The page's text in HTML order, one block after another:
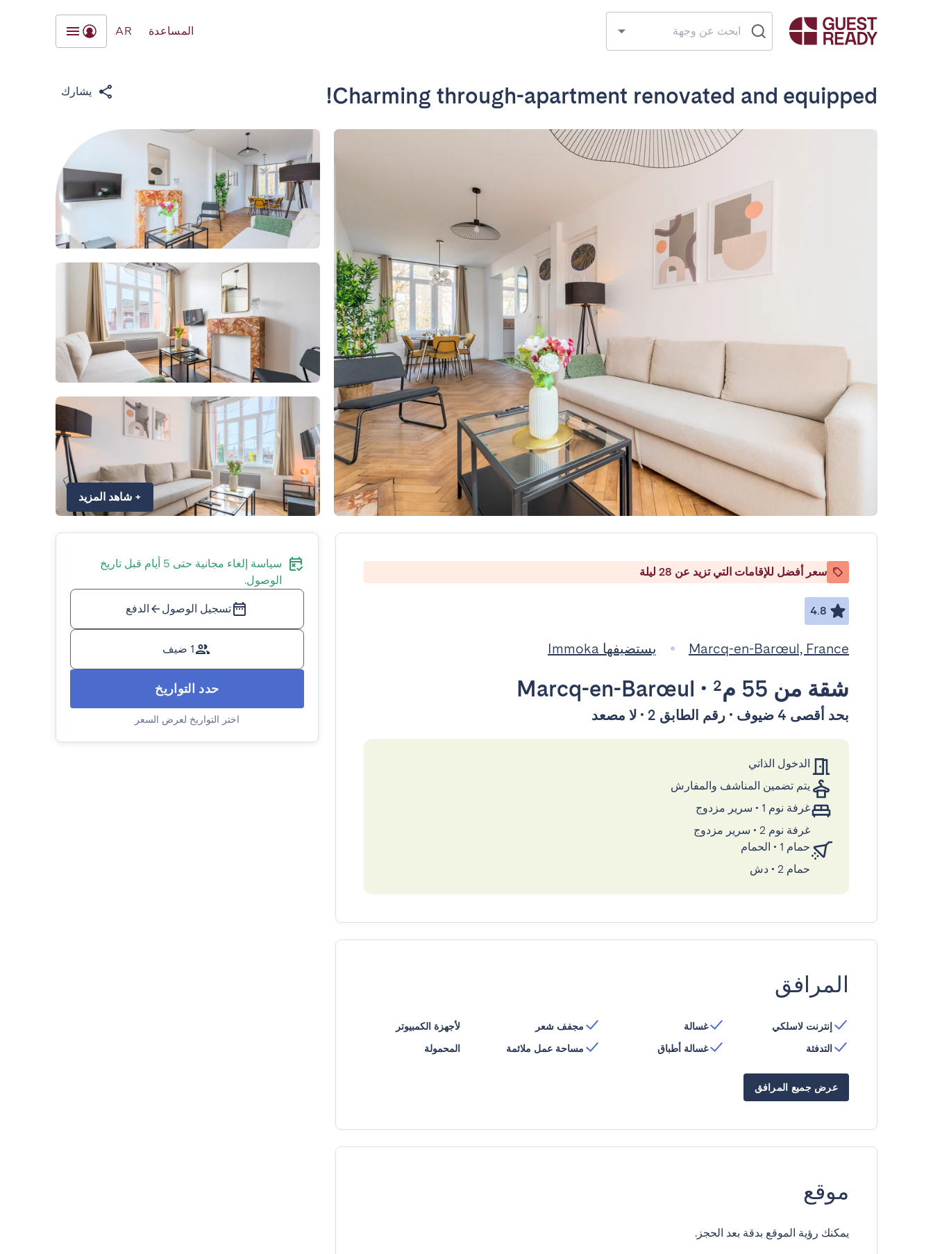
المساعدة AR
Charming through-apartment renovated and equipped! يشارك
+ شاهد المزيد
سعر أفضل للإقامات التي تزيد عن 28 ليلة
4.8
Marcq-en-Barœul, France يستضيفها Immoka
شقة من 55 م² •
Marcq-en-Barœul
بحد أقصى 4 ضيوف • رقم الطابق 2 • لا مصعد
الدخول الذاتي
يتم تضمين المناشف والمفارش
غرفة نوم 1
• سرير مزدوج
غرفة نوم 2
• سرير مزدوج
حمام 1
• الحمام
حمام 2
• دش
المرافق
إنترنت لاسلكي
التدفئة
غسالة
غسالة أطباق
مجفف شعر
مساحة عمل ملائمة
لأجهزة الكمبيوتر
المحمولة
عرض جميع المرافق
موقع
يمكنك رؤية الموقع بدقة بعد الحجز.
سياسة إلغاء مجانية حتى 5 أيام قبل تاريخ
الوصول.
تسجيل الوصول الدفع
1 ضيف
حدد التواريخ
اختر التواريخ لعرض السعر